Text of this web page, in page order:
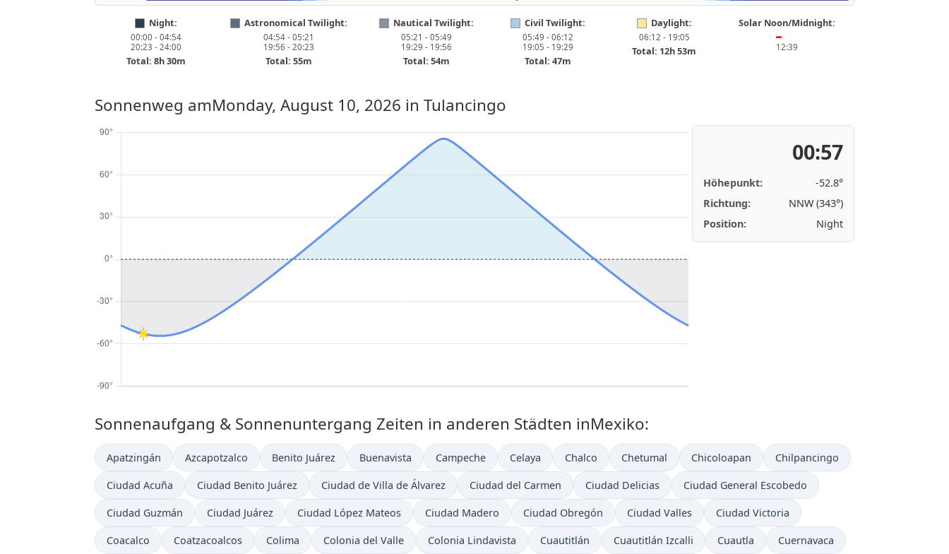
Night:
00:00 - 04:54
20:23 - 24:00
Total: 8h 30m
Astronomical Twilight:
04:54 - 05:21
19:56 - 20:23
Total: 55m
Nautical Twilight:
05:21 - 05:49
19:29 - 19:56
Total: 54m
Civil Twilight:
05:49 - 06:12
19:05 - 19:29
Total: 47m
Daylight:
06:12 - 19:05
Total: 12h 53m
Solar Noon/Midnight:
━
12:39
Sonnenweg amMonday, August 10, 2026 in Tulancingo
00:57
Höhepunkt:
-52.8°
Richtung:
NNW (343°)
Position:
Night
Sonnenaufgang & Sonnenuntergang Zeiten in anderen Städten inMexiko:
Apatzingán Azcapotzalco Benito Juárez Buenavista Campeche Celaya Chalco Chetumal Chicoloapan Chilpancingo
Ciudad Acuña Ciudad Benito Juárez Ciudad de Villa de Álvarez Ciudad del Carmen Ciudad Delicias Ciudad General Escobedo
Ciudad Guzmán Ciudad Juárez Ciudad López Mateos Ciudad Madero Ciudad Obregón Ciudad Valles Ciudad Victoria
Coacalco Coatzacoalcos Colima Colonia del Valle Colonia Lindavista Cuautitlán Cuautitlán Izcalli Cuautla Cuernavaca